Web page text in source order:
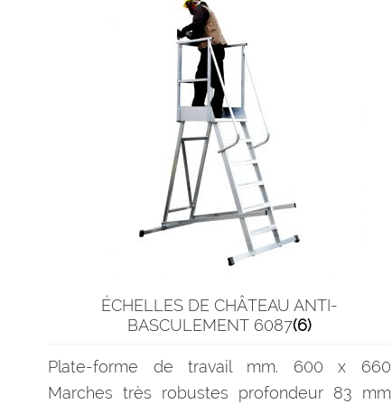
ÉCHELLES DE CHÂTEAU ANTI-
BASCULEMENT 6087(6)
Plate-forme de travail mm. 600 x 660
Marches très robustes profondeur 83 mm